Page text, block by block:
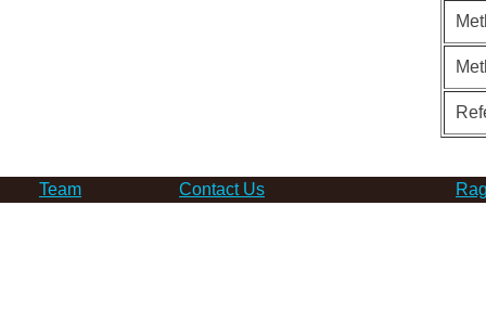
Team Contact Us